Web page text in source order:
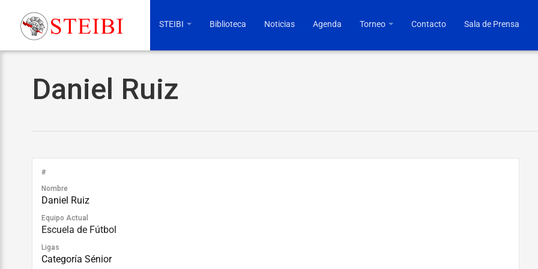
STEIBI Biblioteca Noticias Agenda Torneo Contacto Sala de Prensa
Daniel Ruiz
#
Nombre
Daniel Ruiz
Equipo Actual
Escuela de Fútbol
Ligas
Categoría Sénior